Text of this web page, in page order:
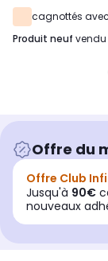
cagnottés avec
produit neuf vendu
Offre du
Offre Club
Jusqu'à 90€
nouveaux